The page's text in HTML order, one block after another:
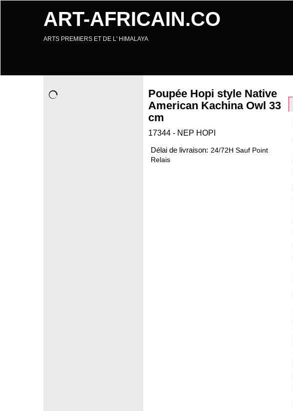
ART-AFRICAIN.CO
ARTS PREMIERS ET DE L' HIMALAYA
Poupée Hopi style Native
American Kachina Owl 33
cm
17344 - NEP HOPI
Délai de livraison: 24/72H Sauf Point
Relais